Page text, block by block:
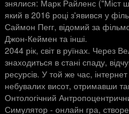
знялися: Марк Райленс ("Міст
який в 2016 році з'явився у
Саймон Пегг, відомий за
Джон-Кеймен та інші.
2044 рік, світ в руїнах. Через
знаходиться в стані спаду,
ресурсів. У той же час,
небувалих висот, отримавши
Онтологічний
Симулятор - онлайн гра,